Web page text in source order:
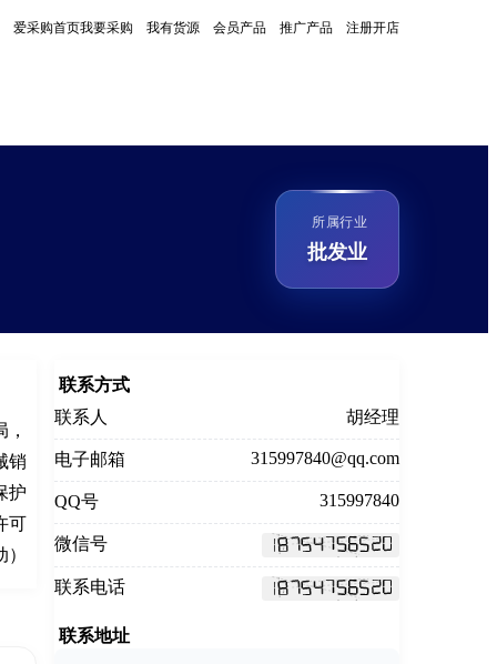
爱采购首页我要采购 我有货源 会员产品 推广产品 注册开店
所属行业
批发业
销
护
可
联系方式
联系人
胡经理
电子邮箱 315997840@qq.com
QQ号 315997840
微信号
联系电话
联系地址